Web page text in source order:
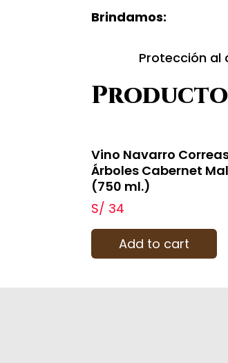
Brindamos:
Protección al
Vino Navarro
Árboles Cabernet
(750 ml.)
S/ 34
Add to cart